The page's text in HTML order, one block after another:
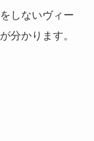
しないヴィー
分かります。